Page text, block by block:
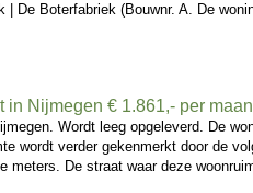
| De Boterfabriek (Bouwnr. A. De
in Nijmegen € 1.861,- per
Wordt leeg opgeleverd. De
wordt verder gekenmerkt door de
meters. De straat waar deze